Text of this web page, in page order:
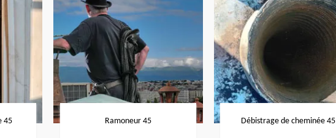
45 Ramoneur 45 Débistrage de cheminée 45